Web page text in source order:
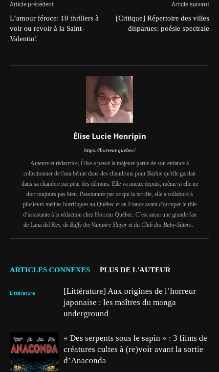
Article précédent
L’amour féroce: 10 thrillers à
voir ou revoir à la Saint-
Valentin!
Article suivant
[Critique] Répertoire des villes
disparues: poésie spectrale
Élise Lucie Henripin
https://horreur.quebec/
Auteure et rédactrice, Élise a passé la majeure partie de son enfance à
collectionner de l'eau bénite dans des chaudrons pour Barbie qu'elle gardait
dans sa chambre par peur des démons. Elle va mieux depuis, même si elle ne
dort toujours pas bien. Passionnée par ce qui la terrifie, elle a collaboré à
plusieurs médias horrifiques au Québec et en France avant d'occuper le rôle
d’assistante à la rédaction chez Horreur Québec. C’est aussi une grande fan
de Lana del Rey, de Buffy the Vampire Slayeret du Club des Baby-Sitters.
ARTICLES CONNEXES PLUS DE L'AUTEUR
Littérature
[Littérature] Aux origines de l’horreur
japonaise : les maîtres du manga
underground
« Des serpents sous le sapin » : 3 films de
créatures cultes à (re)voir avant la sortie
d’Anaconda